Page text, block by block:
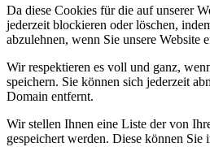
Da diese Cookies für die auf unserer
jederzeit blockieren oder löschen,
abzulehnen, wenn Sie unsere Website
Wir respektieren es voll und ganz,
speichern. Sie können sich jederzeit
Domain entfernt.
Wir stellen Ihnen eine Liste der von
gespeichert werden. Diese können Sie